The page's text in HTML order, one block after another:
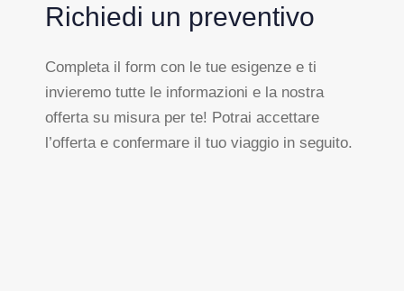
Richiedi un preventivo
Completa il form con le tue esigenze e ti
invieremo tutte le informazioni e la nostra
offerta su misura per te! Potrai accettare
l’offerta e confermare il tuo viaggio in seguito.